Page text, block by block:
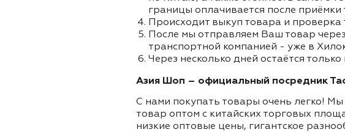
границы оплачивается после
Происходит выкуп товара и
После мы отправляем Ваш товар
транспортной компанией - уже в
Через несколько дней остаётся
Азия Шоп – официальный посредник
С нами покупать товары очень легко!
товар оптом с китайских торговых
низкие оптовые цены, гигантское